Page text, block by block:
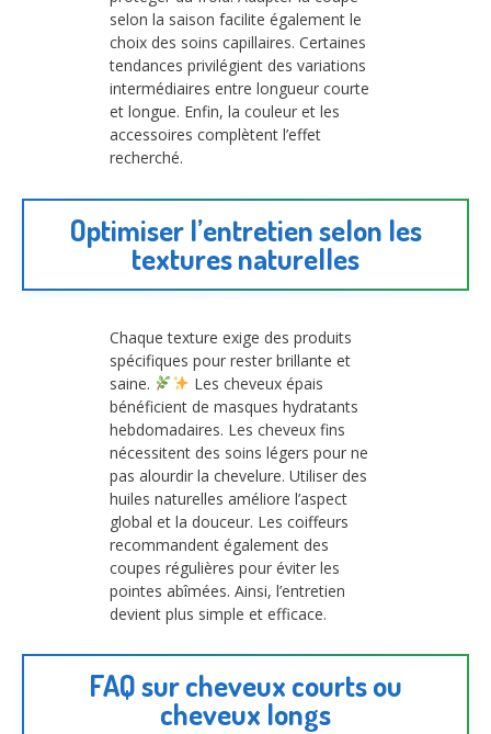
selon la saison facilite également le
choix des soins capillaires. Certaines
tendances privilégient des variations
intermédiaires entre longueur courte
et longue. Enfin, la couleur et les
accessoires complètent l’effet
recherché.
Optimiser l’entretien selon les
textures naturelles
Chaque texture exige des produits
spécifiques pour rester brillante et
saine.
Les cheveux épais
bénéficient de masques hydratants
hebdomadaires. Les cheveux fins
nécessitent des soins légers pour ne
pas alourdir la chevelure. Utiliser des
huiles naturelles améliore l’aspect
global et la douceur. Les coiffeurs
recommandent également des
coupes régulières pour éviter les
pointes abîmées. Ainsi, l’entretien
devient plus simple et efficace.
FAQ sur cheveux courts ou
cheveux longs